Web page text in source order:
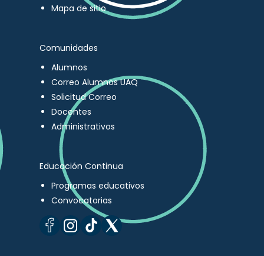
Mapa de sitio
Comunidades
Alumnos
Correo Alumnos UAQ
Solicitud Correo
Docentes
Administrativos
Educación Continua
Programas educativos
Convocatorias